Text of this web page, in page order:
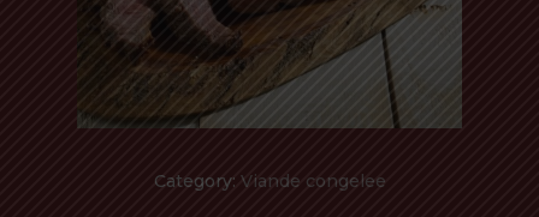
Category: Viande congelee